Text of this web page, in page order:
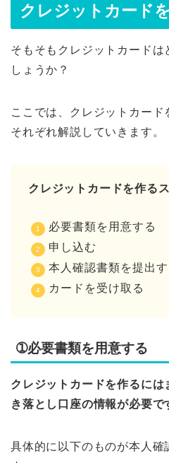
クレジットカード
そもそもクレジットカード
しょうか？
ここでは、クレジットカード
それぞれ解説していきます。
クレジットカードを作る
必要書類を用意する
申し込む
本人確認書類を提出す
カードを受け取る
➀必要書類を用意する
クレジットカードを作るには
き落とし口座の情報が必要で
具体的に以下のものが本人確